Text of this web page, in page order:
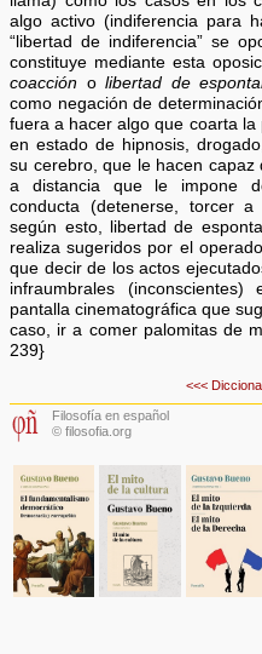
algo activo (indiferencia para
“libertad de indiferencia” se
constituye mediante esta
coacción olibertad de
como negación de
fuera a hacer algo que coarta
en estado de hipnosis,
su cerebro, que le hacen
a distancia que le impone
conducta (detenerse, torcer
según esto, libertad de
realiza sugeridos por el
que decir de los actos
infraumbrales
pantalla cinematográfica que
caso, ir a comer palomitas de
239}
<<<
Filosofía en español
© filosofia.org